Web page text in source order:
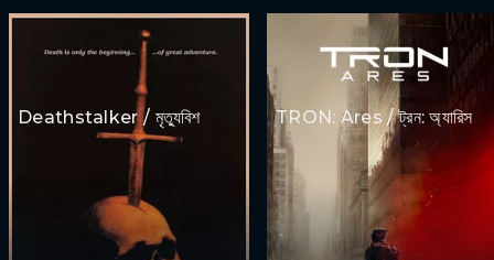
Deathstalker / মৃত্যুবিশ TRON: Ares / ট্রন: অ্যারিস